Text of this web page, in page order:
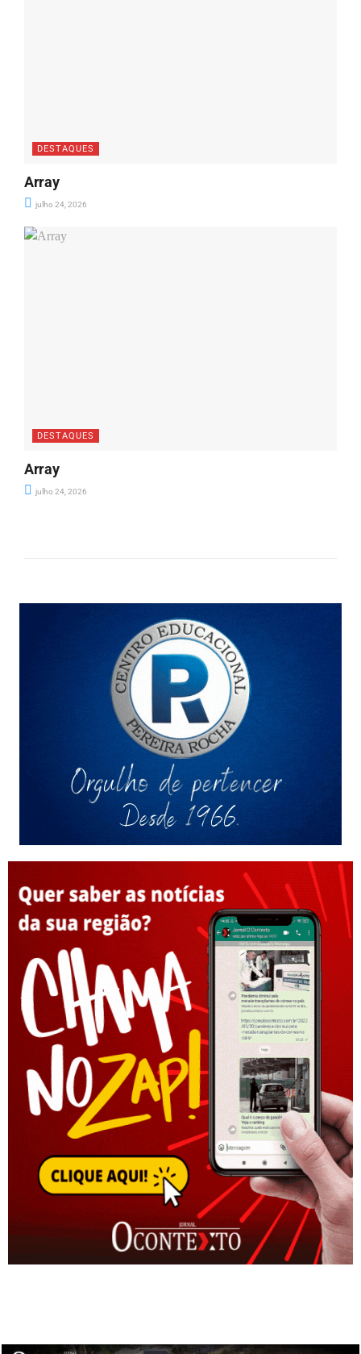
DESTAQUES
Array
julho 24, 2026
DESTAQUES
Array
julho 24, 2026